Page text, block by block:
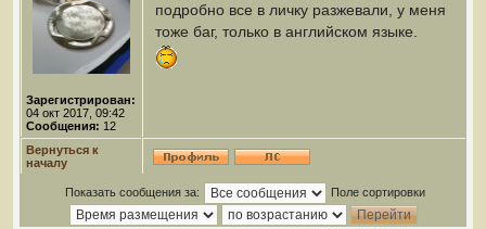
Зарегистрирован:
04 окт 2017, 09:42
Сообщения: 12
подробно все в личку разжевали, у меня
тоже баг, только в английском языке.
Вернуться к
началу
Показать сообщения за: Поле сортировки